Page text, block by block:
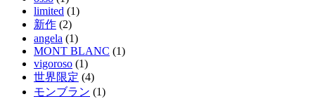
limited (1)
新作 (2)
angela (1)
MONT BLANC (1)
vigoroso (1)
世界限定 (4)
モンブラン (1)